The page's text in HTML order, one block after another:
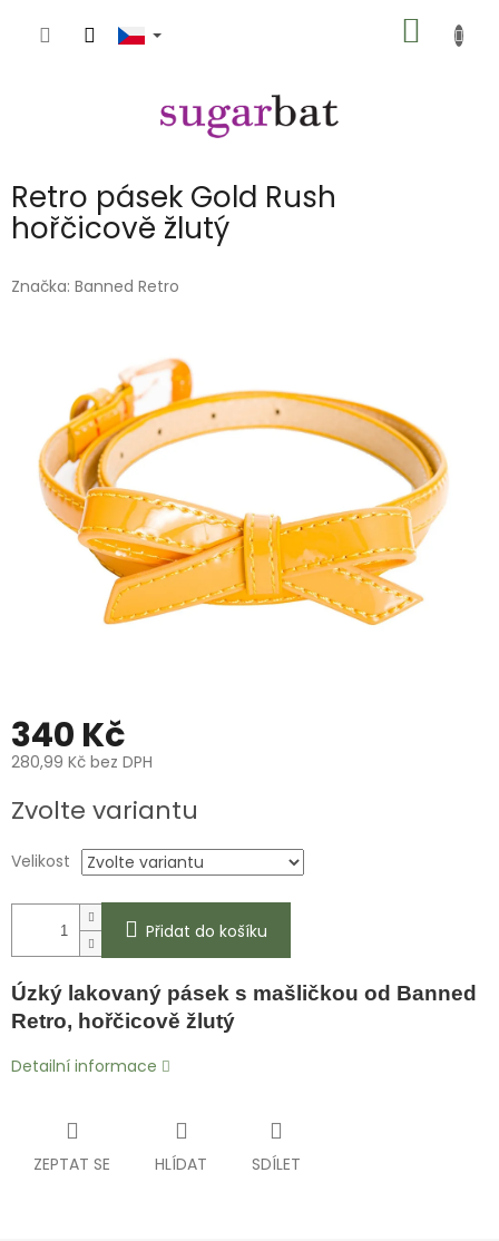
KOŠÍK
Retro pásek Gold Rush
hořčicově žlutý
Značka: Banned Retro
340 Kč
280,99 Kč bez DPH
cena:
Zvolte variantu
Velikost
Přidat do košíku
Úzký lakovaný pásek s mašličkou od Banned
Retro, hořčicově žlutý
Detailní informace
ZEPTAT SE HLÍDAT SDÍLET